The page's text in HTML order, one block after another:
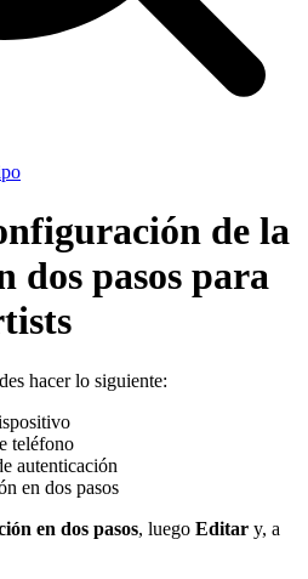
de la
dos pasos para
hacer lo siguiente:
teléfono
autenticación
en dos pasos
en dos pasos, luego Editar y, a